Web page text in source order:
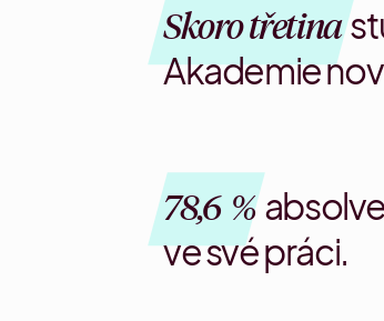
Skoro třetina
Akademie
78,6 %
ve své práci.